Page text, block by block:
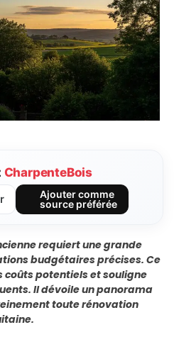
CharpenteBois
Ajouter comme
source préférée
requiert une grande
budgétaires précises. Ce
potentiels et souligne
Il dévoile un panorama
toute rénovation